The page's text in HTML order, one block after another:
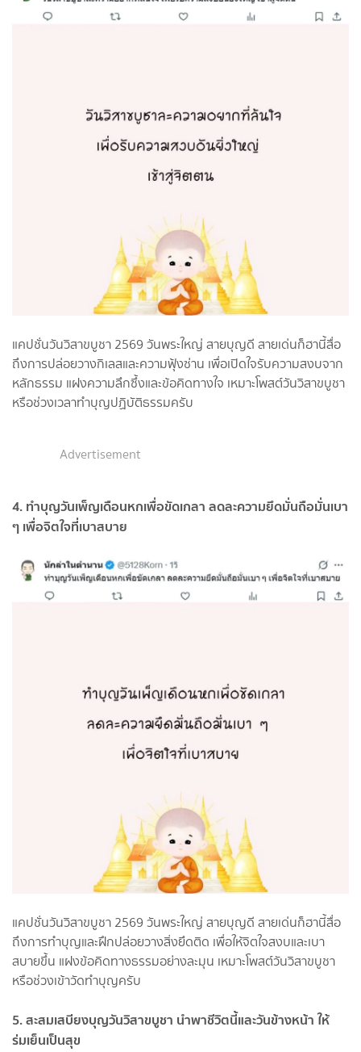
แคปชั่นวันวิสาขบูชา 2569 วันพระใหญ่ สายบุญดี สายเด่นก็ฮานี้สื่อ
ถึงการปล่อยวางกิเลสและความฟุ้งซ่าน เพื่อเปิดใจรับความสงบจาก
หลักธรรม แฝงความลึกซึ้งและข้อคิดทางใจ เหมาะโพสต์วันวิสาขบูชา
หรือช่วงเวลาทำบุญปฏิบัติธรรมครับ
Advertisement
4. ทำบุญวันเพ็ญเดือนหกเพื่อขัดเกลา ลดละความยึดมั่นถือมั่นเบา
ๆ เพื่อจิตใจที่เบาสบาย
แคปชั่นวันวิสาขบูชา 2569 วันพระใหญ่ สายบุญดี สายเด่นก็ฮานี้สื่อ
ถึงการทำบุญและฝึกปล่อยวางสิ่งยึดติด เพื่อให้จิตใจสงบและเบา
สบายขึ้น แฝงข้อคิดทางธรรมอย่างละมุน เหมาะโพสต์วันวิสาขบูชา
หรือช่วงเข้าวัดทำบุญครับ
5. สะสมเสบียงบุญวันวิสาขบูชา นำพาชีวิตนี้และวันข้างหน้า ให้
ร่มเย็นเป็นสุข